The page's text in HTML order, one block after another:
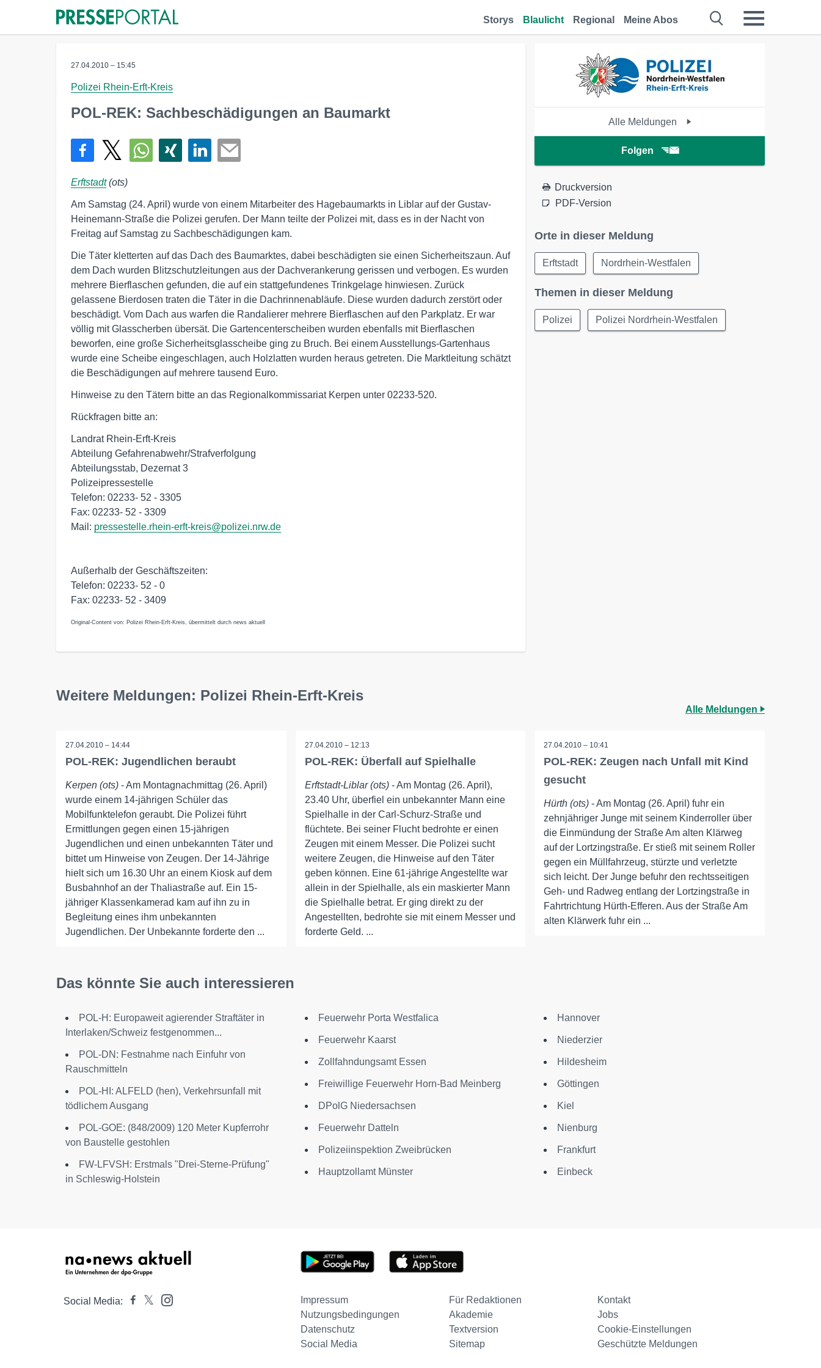
Storys Blaulicht Regional Meine Abos
27.04.2010 – 15:45
Polizei Rhein-Erft-Kreis
POL-REK: Sachbeschädigungen an Baumarkt
Erftstadt(ots)
Am Samstag (24. April) wurde von einem Mitarbeiter des Hagebaumarkts in Liblar auf der Gustav-
Heinemann-Straße die Polizei gerufen. Der Mann teilte der Polizei mit, dass es in der Nacht von
Freitag auf Samstag zu Sachbeschädigungen kam.
Die Täter kletterten auf das Dach des Baumarktes, dabei beschädigten sie einen Sicherheitszaun. Auf
dem Dach wurden Blitzschutzleitungen aus der Dachverankerung gerissen und verbogen. Es wurden
mehrere Bierflaschen gefunden, die auf ein stattgefundenes Trinkgelage hinwiesen. Zurück
gelassene Bierdosen traten die Täter in die Dachrinnenabläufe. Diese wurden dadurch zerstört oder
beschädigt. Vom Dach aus warfen die Randalierer mehrere Bierflaschen auf den Parkplatz. Er war
völlig mit Glasscherben übersät. Die Gartencenterscheiben wurden ebenfalls mit Bierflaschen
beworfen, eine große Sicherheitsglasscheibe ging zu Bruch. Bei einem Ausstellungs-Gartenhaus
wurde eine Scheibe eingeschlagen, auch Holzlatten wurden heraus getreten. Die Marktleitung schätzt
die Beschädigungen auf mehrere tausend Euro.
Hinweise zu den Tätern bitte an das Regionalkommissariat Kerpen unter 02233-520.
Rückfragen bitte an:
Landrat Rhein-Erft-Kreis
Abteilung Gefahrenabwehr/Strafverfolgung
Abteilungsstab, Dezernat 3
Polizeipressestelle
Telefon: 02233- 52 - 3305
Fax: 02233- 52 - 3309
Mail: pressestelle.rhein-erft-kreis@polizei.nrw.de
Außerhalb der Geschäftszeiten:
Telefon: 02233- 52 - 0
Fax: 02233- 52 - 3409
Original-Content von: Polizei Rhein-Erft-Kreis, übermittelt durch news aktuell
Alle Meldungen
Folgen
Druckversion
PDF-Version
Orte in dieser Meldung
Erftstadt Nordrhein-Westfalen
Themen in dieser Meldung
Polizei Polizei Nordrhein-Westfalen
Weitere Meldungen: Polizei Rhein-Erft-Kreis
Alle Meldungen
27.04.2010 – 14:44
POL-REK: Jugendlichen beraubt
Kerpen (ots) - Am Montagnachmittag (26. April)
wurde einem 14-jährigen Schüler das
Mobilfunktelefon geraubt. Die Polizei führt
Ermittlungen gegen einen 15-jährigen
Jugendlichen und einen unbekannten Täter und
bittet um Hinweise von Zeugen. Der 14-Jährige
hielt sich um 16.30 Uhr an einem Kiosk auf dem
Busbahnhof an der Thaliastraße auf. Ein 15-
jähriger Klassenkamerad kam auf ihn zu in
Begleitung eines ihm unbekannten
Jugendlichen. Der Unbekannte forderte den ...
27.04.2010 – 12:13
POL-REK: Überfall auf Spielhalle
Erftstadt-Liblar (ots)- Am Montag (26. April),
23.40 Uhr, überfiel ein unbekannter Mann eine
Spielhalle in der Carl-Schurz-Straße und
flüchtete. Bei seiner Flucht bedrohte er einen
Zeugen mit einem Messer. Die Polizei sucht
weitere Zeugen, die Hinweise auf den Täter
geben können. Eine 61-jährige Angestellte war
allein in der Spielhalle, als ein maskierter Mann
die Spielhalle betrat. Er ging direkt zu der
Angestellten, bedrohte sie mit einem Messer und
forderte Geld. ...
27.04.2010 – 10:41
POL-REK: Zeugen nach Unfall mit Kind
gesucht
Hürth (ots) - Am Montag (26. April) fuhr ein
zehnjähriger Junge mit seinem Kinderroller über
die Einmündung der Straße Am alten Klärweg
auf der Lortzingstraße. Er stieß mit seinem Roller
gegen ein Müllfahrzeug, stürzte und verletzte
sich leicht. Der Junge befuhr den rechtsseitigen
Geh- und Radweg entlang der Lortzingstraße in
Fahrtrichtung Hürth-Efferen. Aus der Straße Am
alten Klärwerk fuhr ein ...
Das könnte Sie auch interessieren
POL-H: Europaweit agierender Straftäter in
Interlaken/Schweiz festgenommen...
POL-DN: Festnahme nach Einfuhr von
Rauschmitteln
POL-HI: ALFELD (hen), Verkehrsunfall mit
tödlichem Ausgang
POL-GOE: (848/2009) 120 Meter Kupferrohr
von Baustelle gestohlen
FW-LFVSH: Erstmals "Drei-Sterne-Prüfung"
in Schleswig-Holstein
Feuerwehr Porta Westfalica
Feuerwehr Kaarst
Zollfahndungsamt Essen
Freiwillige Feuerwehr Horn-Bad Meinberg
DPolG Niedersachsen
Feuerwehr Datteln
Polizeiinspektion Zweibrücken
Hauptzollamt Münster
Hannover
Niederzier
Hildesheim
Göttingen
Kiel
Nienburg
Frankfurt
Einbeck
Social Media: Impressum Für Redaktionen
Kontakt
Nutzungsbedingungen
Akademie
Jobs
Datenschutz
Textversion
Cookie-Einstellungen
Social Media
Sitemap Geschützte Meldungen